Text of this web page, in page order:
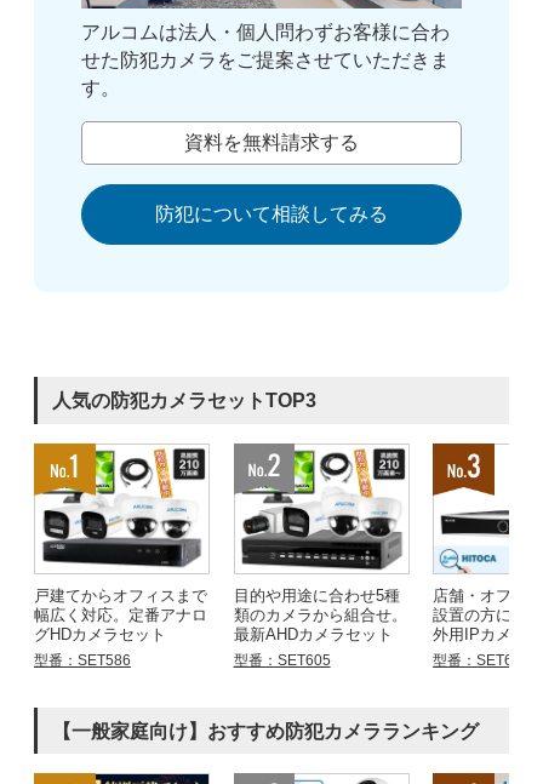
アルコムは法人・個人問わずお客様に合わ
せた防犯カメラをご提案させていただきま
す。
資料を無料請求する
防犯について相談してみる
人気の防犯カメラセットTOP3
戸建てからオフィスまで
幅広く対応。定番アナロ
グHDカメラセット
型番：SET586
目的や用途に合わせ5種
類のカメラから組合せ。
最新AHDカメラセット
型番：SET605
店舗・オフィ
設置の方にお
外用IPカメラ
型番：SET683
【一般家庭向け】おすすめ防犯カメラランキング